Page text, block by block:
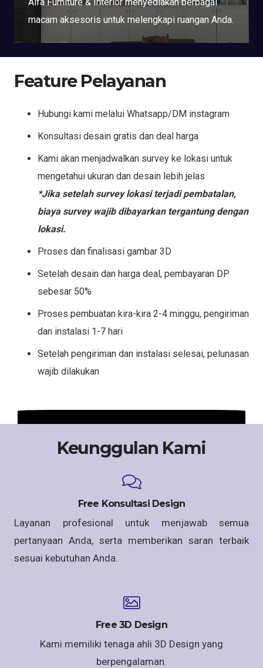
macam aksesoris untuk melengkapi ruangan Anda.
Feature Pelayanan
Hubungi kami melalui Whatsapp/DM instagram
Konsultasi desain gratis dan deal harga
Kami akan menjadwalkan survey ke lokasi untuk
mengetahui ukuran dan desain lebih jelas
*Jika setelah survey lokasi terjadi pembatalan,
biaya survey wajib dibayarkan tergantung dengan
lokasi.
Proses dan finalisasi gambar 3D
Setelah desain dan harga deal, pembayaran DP
sebesar 50%
Proses pembuatan kira-kira 2-4 minggu, pengiriman
dan instalasi 1-7 hari
Setelah pengiriman dan instalasi selesai, pelunasan
wajib dilakukan
Keunggulan Kami
Free Konsultasi Design
Layanan profesional untuk menjawab semua
pertanyaan Anda, serta memberikan saran terbaik
sesuai kebutuhan Anda.
Free 3D Design
Kami memiliki tenaga ahli 3D Design yang
berpengalaman.